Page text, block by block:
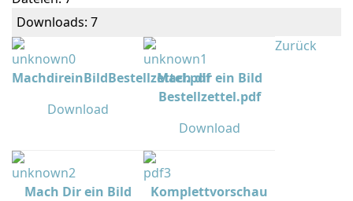
Downloads: 7
MachdireinBildBestellzettel.pdf
Download
Mach dir ein Bild
Bestellzettel.pdf
Download
Mach Dir ein Bild
Komplettvorschau
Zurück